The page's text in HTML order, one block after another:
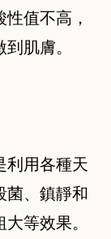
值不高，
肌膚。
利用各種天
菌、鎮靜和
等效果。